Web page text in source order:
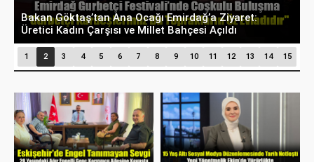
Bakan Göktaş’tan Ana Ocağı Emirdağ’a Ziyaret:
Üretici Kadın Çarşısı ve Millet Bahçesi Açıldı
1 2 3 4 5 6 7 8 9 10 11 12 13 14 15